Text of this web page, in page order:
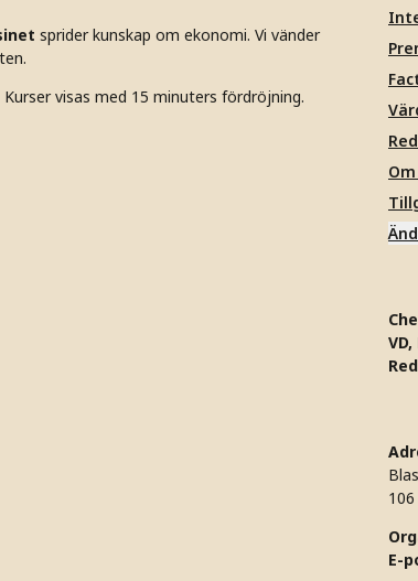
sprider kunskap om ekonomi. Vi vänder
visas med 15 minuters fördröjning.
E-